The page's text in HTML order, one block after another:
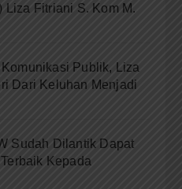
Liza Fitriani S. Kom M.
Publik, Liza
Dari Keluhan Menjadi
Sudah Dilantik Dapat
Kepada